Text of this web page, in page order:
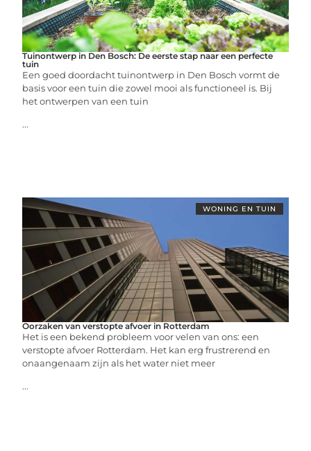
Tuinontwerp in Den Bosch: De eerste stap naar een perfecte
tuin
Een goed doordacht tuinontwerp in Den Bosch vormt de
basis voor een tuin die zowel mooi als functioneel is. Bij
het ontwerpen van een tuin
...
WONING EN TUIN
Oorzaken van verstopte afvoer in Rotterdam
Het is een bekend probleem voor velen van ons: een
verstopte afvoer Rotterdam. Het kan erg frustrerend en
onaangenaam zijn als het water niet meer
...